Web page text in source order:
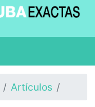
Artículos